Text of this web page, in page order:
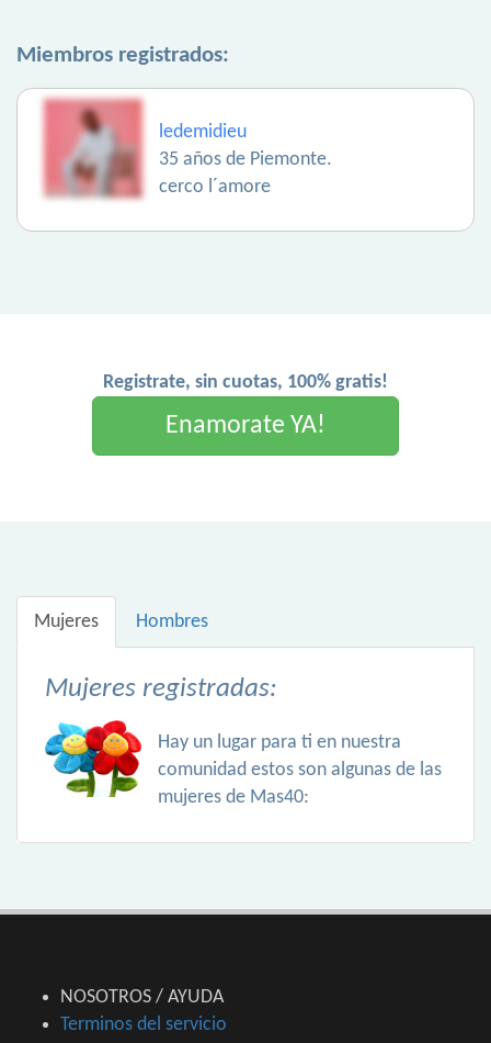
Miembros registrados:
ledemidieu
35 años de Piemonte.
cerco l´amore
Registrate, sin cuotas, 100% gratis!
Enamorate YA!
Mujeres Hombres
Mujeres registradas:
Hay un lugar para ti en nuestra
comunidad estos son algunas de las
mujeres de Mas40:
NOSOTROS / AYUDA
Terminos del servicio